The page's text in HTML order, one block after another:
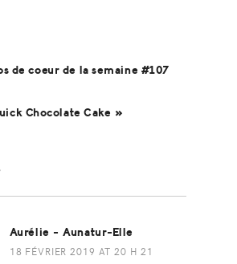
de coeur de la semaine #107
Chocolate Cake »
Aurélie - Aunatur-Elle
18 FÉVRIER 2019 AT 20 H 21